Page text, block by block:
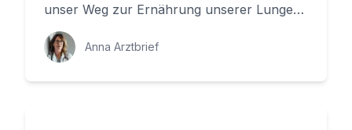
unser Weg zur Ernährung unserer Lungen.
Sie beginnt unterhalb des Kehlkopfes u...
Anna Arztbrief